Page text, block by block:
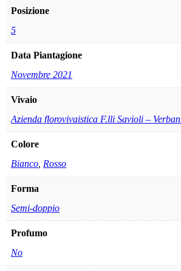
Posizione
5
Data Piantagione
Novembre 2021
Vivaio
Azienda florovivaistica F.lli Savioli –
Colore
Bianco Rosso
Forma
Semi-doppio
Profumo
No